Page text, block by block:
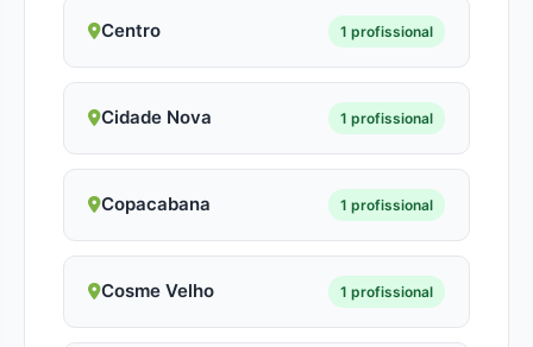
Centro 1 profissional
Cidade Nova 1 profissional
Copacabana 1 profissional
Cosme Velho 1 profissional